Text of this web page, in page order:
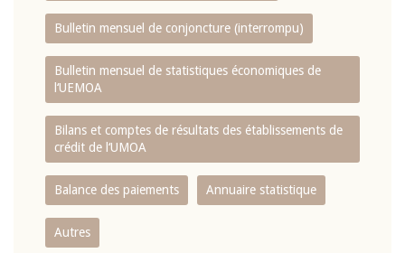
Bulletin mensuel de conjoncture (interrompu)
Bulletin mensuel de statistiques économiques de
l‘UEMOA
Bilans et comptes de résultats des établissements de
crédit de l‘UMOA
Balance des paiements Annuaire statistique
Autres